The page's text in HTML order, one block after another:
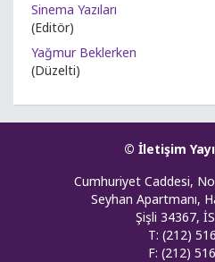
Sinema Yazıları
(Editör)
Yağmur Beklerken
(Düzelti)
© İletişim
Cumhuriyet Caddesi,
Seyhan Apartmanı,
Şişli 34367,
T: (212)
F: (212)